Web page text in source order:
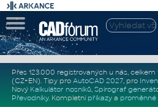
Přes 123.000 registrovaných u nás, celkem
(CZ+EN). Tipy pro AutoCAD 2027, pro
Nový Kalkulátor nosníků, Spirograf
Převodníky. Kompletní příkazya proměnné